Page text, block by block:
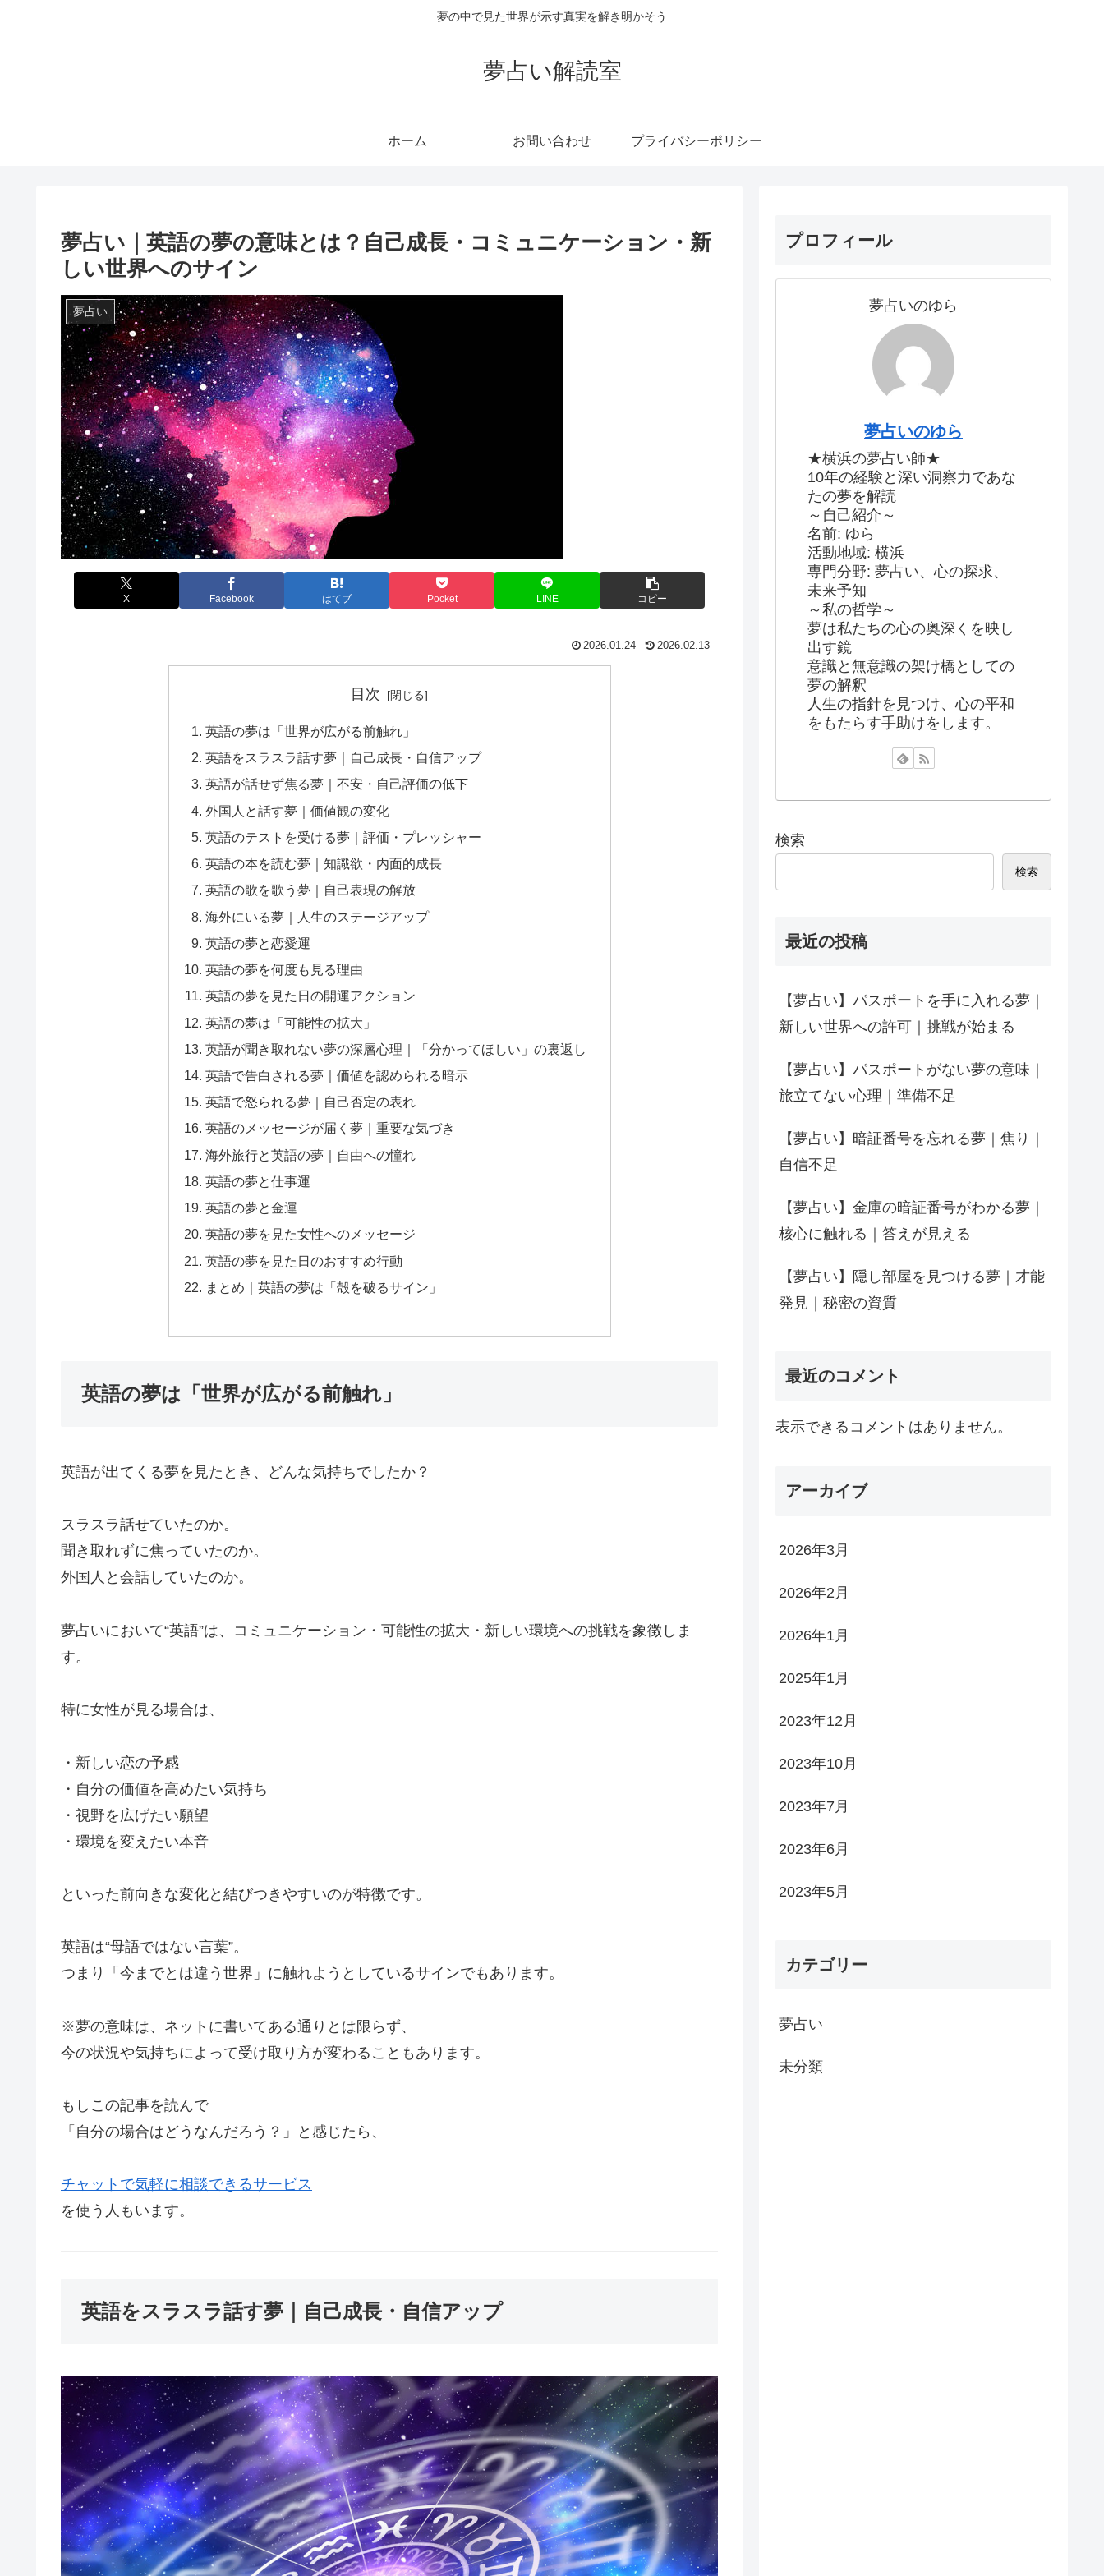
夢の中で見た世界が示す真実を解き明かそう
夢占い解読室
ホーム お問い合わせ プライバシーポリシー
夢占い｜英語の夢の意味とは？自己成長・コミュニケーション・新
しい世界へのサイン
夢占い
X Facebook はてブ Pocket LINE コピー
2026.01.24 2026.02.13
目次
英語の夢は「世界が広がる前触れ」
英語をスラスラ話す夢｜自己成長・自信アップ
英語が話せず焦る夢｜不安・自己評価の低下
外国人と話す夢｜価値観の変化
英語のテストを受ける夢｜評価・プレッシャー
英語の本を読む夢｜知識欲・内面的成長
英語の歌を歌う夢｜自己表現の解放
海外にいる夢｜人生のステージアップ
英語の夢と恋愛運
英語の夢を何度も見る理由
英語の夢を見た日の開運アクション
英語の夢は「可能性の拡大」
英語が聞き取れない夢の深層心理｜「分かってほしい」の裏返し
英語で告白される夢｜価値を認められる暗示
英語で怒られる夢｜自己否定の表れ
英語のメッセージが届く夢｜重要な気づき
海外旅行と英語の夢｜自由への憧れ
英語の夢と仕事運
英語の夢と金運
英語の夢を見た女性へのメッセージ
英語の夢を見た日のおすすめ行動
まとめ｜英語の夢は「殻を破るサイン」
英語の夢は「世界が広がる前触れ」
英語が出てくる夢を見たとき、どんな気持ちでしたか？
スラスラ話せていたのか。
聞き取れずに焦っていたのか。
外国人と会話していたのか。
夢占いにおいて“英語”は、コミュニケーション・可能性の拡大・新しい環境への挑戦を象徴しま
す。
特に女性が見る場合は、
・新しい恋の予感
・自分の価値を高めたい気持ち
・視野を広げたい願望
・環境を変えたい本音
といった前向きな変化と結びつきやすいのが特徴です。
英語は“母語ではない言葉”。
つまり「今までとは違う世界」に触れようとしているサインでもあります。
※夢の意味は、ネットに書いてある通りとは限らず、
今の状況や気持ちによって受け取り方が変わることもあります。
もしこの記事を読んで
「自分の場合はどうなんだろう？」と感じたら、
チャットで気軽に相談できるサービス
を使う人もいます。
英語をスラスラ話す夢｜自己成長・自信アップ
プロフィール
夢占いのゆら
夢占いのゆら
★横浜の夢占い師★
10年の経験と深い洞察力であな
たの夢を解読
～自己紹介～
名前: ゆら
活動地域: 横浜
専門分野: 夢占い、心の探求、
未来予知
～私の哲学～
夢は私たちの心の奥深くを映し
出す鏡
意識と無意識の架け橋としての
夢の解釈
人生の指針を見つけ、心の平和
をもたらす手助けをします。
検索
検索
最近の投稿
【夢占い】パスポートを手に入れる夢｜
新しい世界への許可｜挑戦が始まる
【夢占い】パスポートがない夢の意味｜
旅立てない心理｜準備不足
【夢占い】暗証番号を忘れる夢｜焦り｜
自信不足
【夢占い】金庫の暗証番号がわかる夢｜
核心に触れる｜答えが見える
【夢占い】隠し部屋を見つける夢｜才能
発見｜秘密の資質
最近のコメント
表示できるコメントはありません。
アーカイブ
2026年3月
2026年2月
2026年1月
2025年1月
2023年12月
2023年10月
2023年7月
2023年6月
2023年5月
カテゴリー
夢占い
未分類